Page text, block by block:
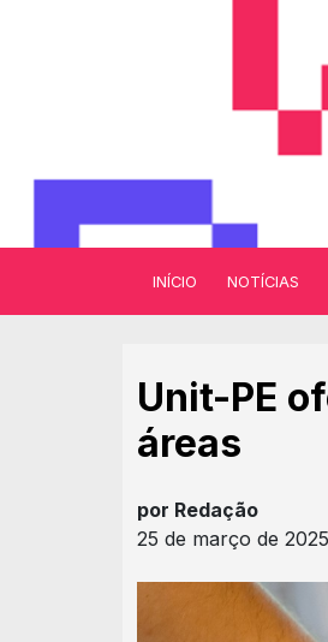
INÍCIO NOTÍCIAS
Unit-PE
áreas
por Redação
25 de março de